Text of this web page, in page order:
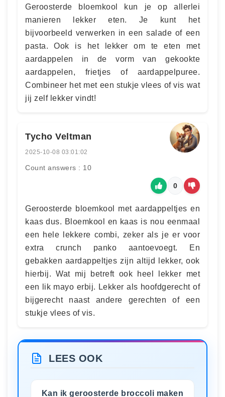
Geroosterde bloemkool kun je op allerlei
manieren lekker eten. Je kunt het
bijvoorbeeld verwerken in een salade of een
pasta. Ook is het lekker om te eten met
aardappelen in de vorm van gekookte
aardappelen, frietjes of aardappelpuree.
Combineer het met een stukje vlees of vis wat
jij zelf lekker vindt!
Tycho Veltman
2025-10-08 03:01:02
Count answers : 10
0
Geroosterde bloemkool met aardappeltjes en
kaas dus. Bloemkool en kaas is nou eenmaal
een hele lekkere combi, zeker als je er voor
extra crunch panko aantoevoegt. En
gebakken aardappeltjes zijn altijd lekker, ook
hierbij. Wat mij betreft ook heel lekker met
een lik mayo erbij. Lekker als hoofdgerecht of
bijgerecht naast andere gerechten of een
stukje vlees of vis.
LEES OOK
Kan ik geroosterde broccoli maken